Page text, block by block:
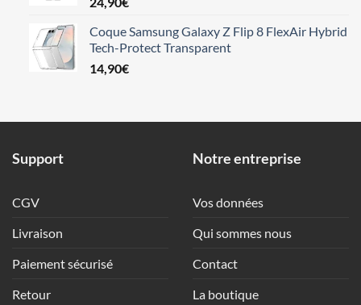
Coque Samsung Galaxy Z Flip 8 FlexAir Hybrid
Tech-Protect Transparent
14,90€
Support
CGV
Livraison
Paiement sécurisé
Retour
Notre entreprise
Vos données
Qui sommes nous
Contact
La boutique